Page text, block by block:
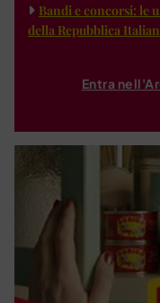
Bandi e concorsi: le
della Repubblica
Entra